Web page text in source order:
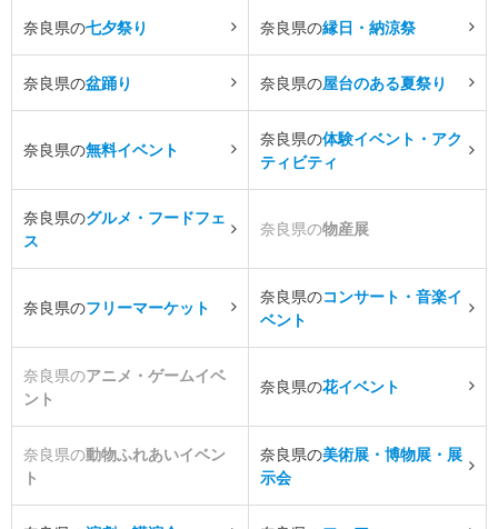
奈良県の七夕祭り 奈良県の縁日・納涼祭
奈良県の盆踊り 奈良県の屋台のある夏祭り
奈良県の無料イベント
奈良県の体験イベント・アク
ティビティ
奈良県のグルメ・フードフェ
ス
奈良県の物産展
奈良県のフリーマーケット
奈良県のコンサート・音楽イ
ベント
奈良県のアニメ・ゲームイベ
ント
奈良県の花イベント
奈良県の動物ふれあいイベン
ト
奈良県の美術展・博物展・展
示会